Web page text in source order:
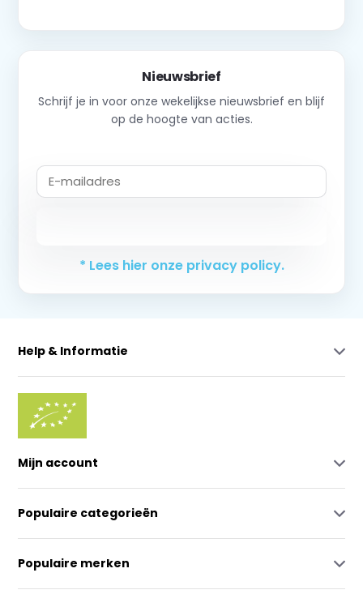
Nieuwsbrief
Schrijf je in voor onze wekelijkse nieuwsbrief en blijf
op de hoogte van acties.
* Lees hier onze privacy policy.
Help & Informatie
Mijn account
Populaire categorieën
Populaire merken